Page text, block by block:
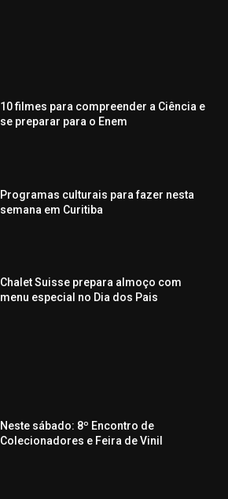
10 filmes para compreender a Ciência e
se preparar para o Enem
Programas culturais para fazer nesta
semana em Curitiba
Chalet Suisse prepara almoço com
menu especial no Dia dos Pais
Neste sábado: 8º Encontro de
Colecionadores e Feira de Vinil